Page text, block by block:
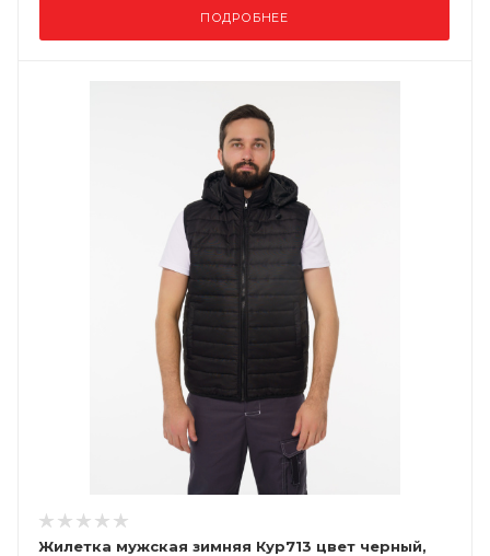
ПОДРОБНЕЕ
Жилетка мужская зимняя Кур713 цвет черный,